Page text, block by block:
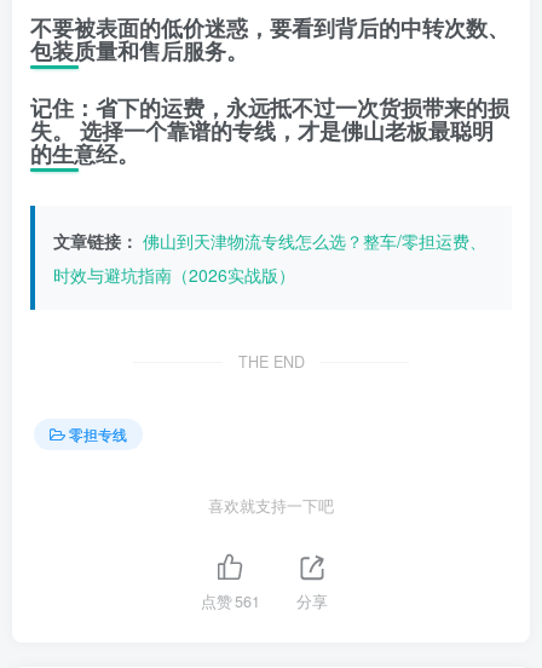
不要被表面的低价迷惑，要看到背后的中转次数、
包装质量和售后服务。
记住： 省下的运费，永远抵不过一次货损带来的损
失。 选择一个靠谱的专线，才是佛山老板最聪明
的生意经。
文章链接： 佛山到天津物流专线怎么选？整车/零担运费、
时效与避坑指南（2026实战版）
THE END
零担专线
喜欢就支持一下吧
点赞561 分享